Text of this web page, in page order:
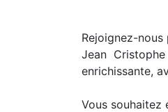
Rejoignez-
Jean
enrichissante,
Vous souhaitez